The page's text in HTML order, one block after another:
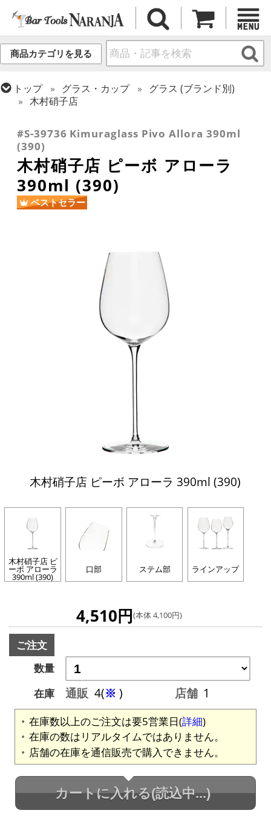
商品カテゴリを見る
トップ グラス・カップ
グラス (ブランド別)
木村硝子店
ワイングラス
#S-39736 Kimuraglass Pivo Allora 390ml
(390)
木村硝子店 ピーボ アローラ
390ml (390)
ベストセラー
木村硝子店 ピーボ アローラ 390ml (390)
木村硝子店 ピ
ーボ アローラ
390ml (390)
口部 ステム部 ラインアップ
4,510円(本体 4,100円)
ご注文
数量
在庫
通販 4(※ ) 店舗 1
在庫数以上のご注文は要5営業日(詳細)
在庫の数はリアルタイムではありません。
店舗の在庫を通信販売で購入できません。
カートに入れる(読込中...)